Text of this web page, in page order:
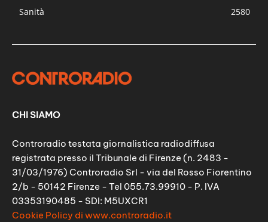
Sanità
2580
CHI SIAMO
Controradio testata giornalistica radiodiffusa
registrata presso il Tribunale di Firenze (n. 2483 -
31/03/1976) Controradio Srl - via del Rosso Fiorentino
2/b - 50142 Firenze - Tel 055.73.99910 - P. IVA
03353190485 - SDI: M5UXCR1
Cookie Policy di www.controradio.it